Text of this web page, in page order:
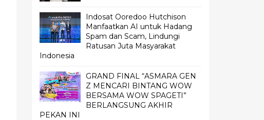
Indosat Ooredoo Hutchison
Manfaatkan AI untuk Hadang
Spam dan Scam, Lindungi
Ratusan Juta Masyarakat
Indonesia
GRAND FINAL “ASMARA GEN
Z MENCARI BINTANG WOW
BERSAMA WOW SPAGETI”
BERLANGSUNG AKHIR
PEKAN INI